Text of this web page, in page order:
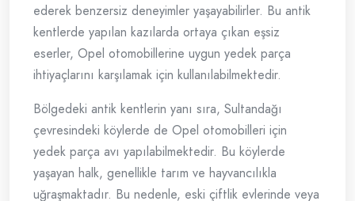
ederek benzersiz deneyimler yaşayabilirler. Bu antik
kentlerde yapılan kazılarda ortaya çıkan eşsiz
eserler, Opel otomobillerine uygun yedek parça
ihtiyaçlarını karşılamak için kullanılabilmektedir.
Bölgedeki antik kentlerin yanı sıra, Sultandağı
çevresindeki köylerde de Opel otomobilleri için
yedek parça avı yapılabilmektedir. Bu köylerde
yaşayan halk, genellikle tarım ve hayvancılıkla
uğraşmaktadır. Bu nedenle, eski çiftlik evlerinde veya